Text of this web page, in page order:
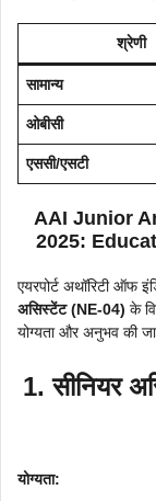
श्रेणी
सामान्य
ओबीसी
एससी/एसटी
AAI Junior
2025:
एयरपोर्ट अथॉरिटी ऑफ
असिस्टेंट (NE-04) के
योग्यता और अनुभव की
1. सीनियर
योग्यता: